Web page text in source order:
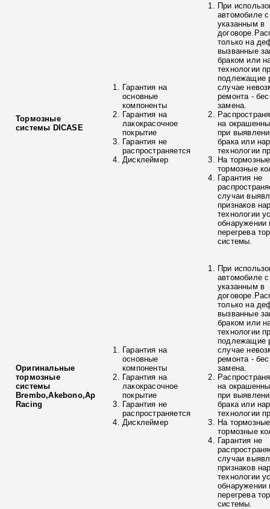
Тормозные
системы DICASE
Гарантия на
основные
компоненты
Гарантия на
лакокрасочное
покрытие
Гарантия не
распространяется
Дисклеймер
При
автомобиле
указанным в
только на
вызванные
браком или
технологии
подлежащие
случае
ремонта -
замена.
на
при
брака или
технологии
На
тормозные
Гарантия не
случаи
признаков
технологии
обнаружении
перегрева
системы.
Оригинальные
тормозные
системы
Brembo,Akebono,Ap
Racing
Гарантия на
основные
компоненты
Гарантия на
лакокрасочное
покрытие
Гарантия не
распространяется
Дисклеймер
При
автомобиле
указанным в
только на
вызванные
браком или
технологии
подлежащие
случае
ремонта -
замена.
на
при
брака или
технологии
На
тормозные
Гарантия не
случаи
признаков
технологии
обнаружении
перегрева
системы.